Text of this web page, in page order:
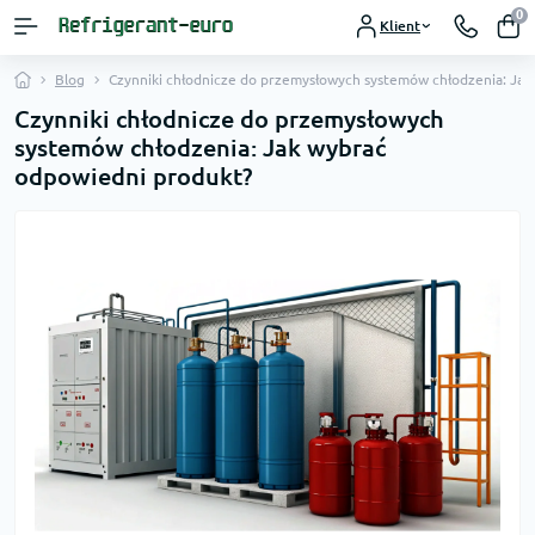
Klient
0
Blog Czynniki chłodnicze do przemysłowych systemów chłodzenia:
Czynniki chłodnicze do przemysłowych
systemów chłodzenia: Jak wybrać
odpowiedni produkt?